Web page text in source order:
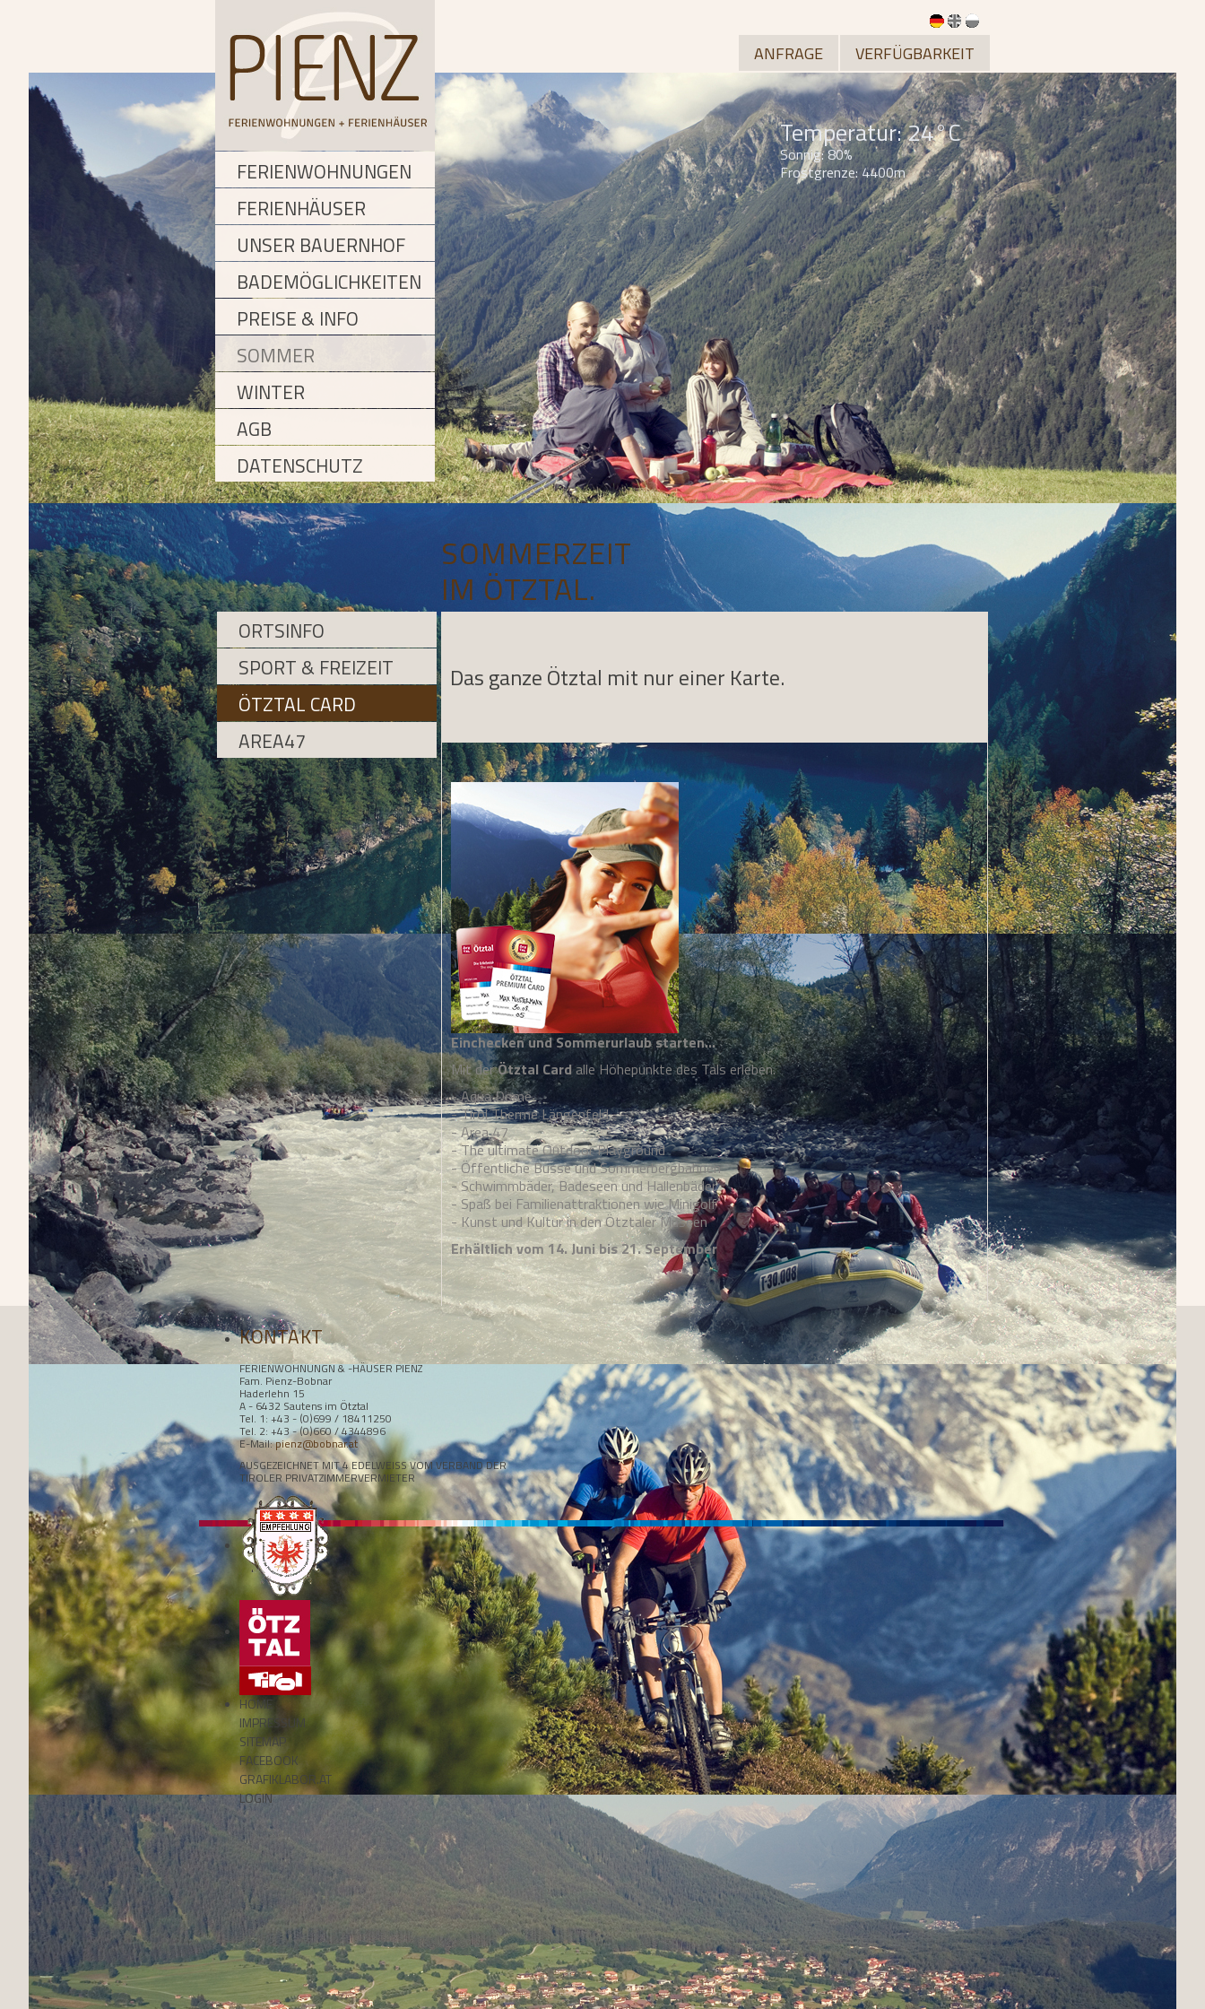
FERIENWOHNUNGEN
FERIENHÄUSER
UNSER BAUERNHOF
BADEMÖGLICHKEITEN
PREISE & INFO
SOMMER
WINTER
AGB
DATENSCHUTZ
VERFÜGBARKEIT
ANFRAGE
Temperatur: 24°C
Sonnig: 80%
Frostgrenze: 4400m
ORTSINFO
SPORT & FREIZEIT
ÖTZTAL CARD
AREA47
SOMMERZEIT
IM ÖTZTAL.
Das ganze Ötztal mit nur einer Karte.
Einchecken und Sommerurlaub starten...
Mit derÖtztal Cardalle Höhepunkte des Tals erleben.
- Aqua Dome
- Tirol Therme Längenfeld
- Area 47
- The ultimate Outdoor Playground
- Öffentliche Busse und Sommerbergbahnen
- Schwimmbäder, Badeseen und Hallenbäder
- Spaß bei Familienattraktionen wie Minigolf
- Kunst und Kultur in den Ötztaler Museen
Erhältlich vom 14. Juni bis 21. September
KONTAKT
FERIENWOHNUNGN & -HÄUSER PIENZ
Fam. Pienz-Bobnar
Haderlehn 15
A - 6432 Sautens im Ötztal
Tel. 1: +43 - (0)699 / 18411250
Tel. 2: +43 - (0)660 / 4344896
E-Mail:pienz@bobnar.at
AUSGEZEICHNET MIT 4 EDELWEISS VOM VERBAND DER
TIROLER PRIVATZIMMERVERMIETER
HOME
IMPRESSUM
SITEMAP
FACEBOOK
GRAFIKLABOR.AT
LOGIN